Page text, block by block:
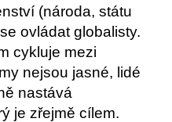
(národa, státu
ovládat globalisty.
cykluje mezi
nejsou jasné, lidé
nastává
je zřejmě cílem.